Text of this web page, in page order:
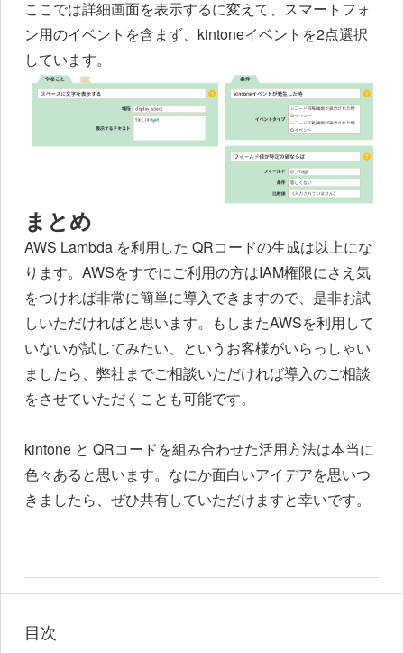
ここでは詳細画面を表示するに変えて、スマートフォ
ン用のイベントを含まず、kintoneイベントを2点選択
しています。
まとめ
AWS Lambda を利用した QRコードの生成は以上にな
ります。AWSをすでにご利用の方はIAM権限にさえ気
をつければ非常に簡単に導入できますので、是非お試
しいただければと思います。もしまたAWSを利用して
いないが試してみたい、というお客様がいらっしゃい
ましたら、弊社までご相談いただければ導入のご相談
をさせていただくことも可能です。
kintone と QRコードを組み合わせた活用方法は本当に
色々あると思います。なにか面白いアイデアを思いつ
きましたら、ぜひ共有していただけますと幸いです。
目次